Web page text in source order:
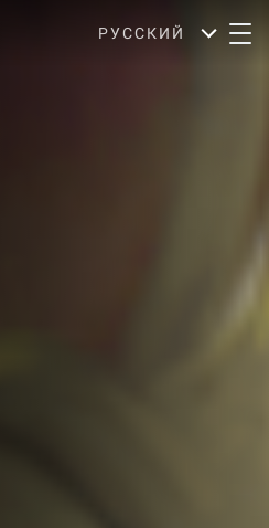
РУССКИЙ